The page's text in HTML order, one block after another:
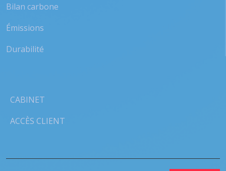
Bilan carbone
Émissions
Durabilité
CABINET
ACCÈS CLIENT